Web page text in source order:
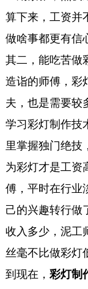
算下来，工资并
做啥事都更有信
其二，能吃苦做
造诣的师傅，彩
夫，也是需要较
学习彩灯制作技
里掌握独门绝技
为彩灯才是工资
傅，平时在行业
己的兴趣转行做
收入多少，泥工
丝毫不比做彩灯
到现在， 彩灯制